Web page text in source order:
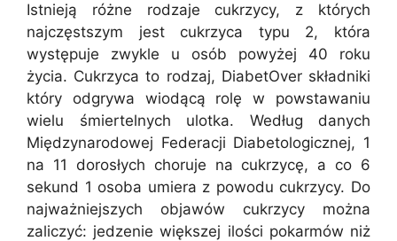
Istnieją różne rodzaje cukrzycy, z których
najczęstszym jest cukrzyca typu 2, która
występuje zwykle u osób powyżej 40 roku
życia. Cukrzyca to rodzaj, DiabetOver składniki
który odgrywa wiodącą rolę w powstawaniu
wielu śmiertelnych ulotka. Według danych
Międzynarodowej Federacji Diabetologicznej, 1
na 11 dorosłych choruje na cukrzycę, a co 6
sekund 1 osoba umiera z powodu cukrzycy. Do
najważniejszych objawów cukrzycy można
zaliczyć: jedzenie większej ilości pokarmów niż